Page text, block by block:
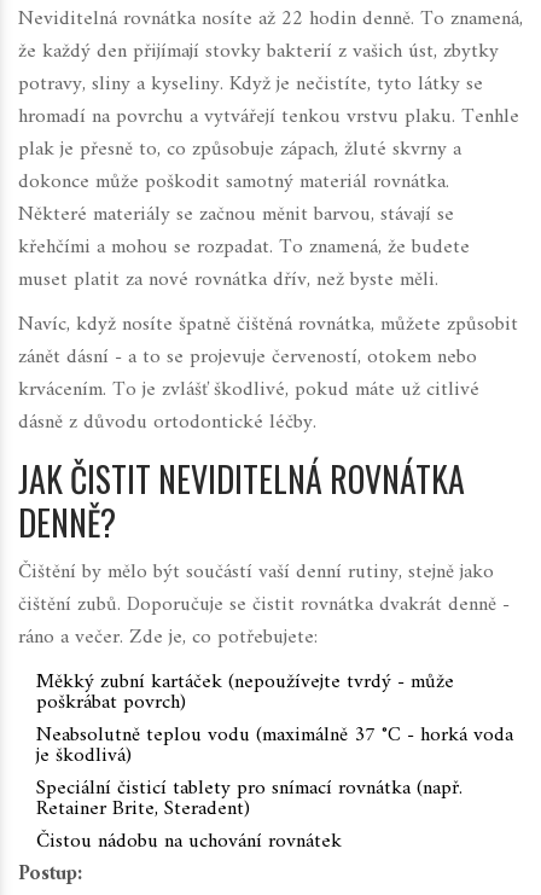
Neviditelná rovnátka nosíte až 22 hodin denně. To znamená,
že každý den přijímají stovky bakterií z vašich úst, zbytky
potravy, sliny a kyseliny. Když je nečistíte, tyto látky se
hromadí na povrchu a vytvářejí tenkou vrstvu plaku. Tenhle
plak je přesně to, co způsobuje zápach, žluté skvrny a
dokonce může poškodit samotný materiál rovnátka.
Některé materiály se začnou měnit barvou, stávají se
křehčími a mohou se rozpadat. To znamená, že budete
muset platit za nové rovnátka dřív, než byste měli.
Navíc, když nosíte špatně čištěná rovnátka, můžete způsobit
zánět dásní - a to se projevuje červeností, otokem nebo
krvácením. To je zvlášť škodlivé, pokud máte už citlivé
dásně z důvodu ortodontické léčby.
JAK ČISTIT NEVIDITELNÁ ROVNÁTKA
DENNĚ?
Čištění by mělo být součástí vaší denní rutiny, stejně jako
čištění zubů. Doporučuje se čistit rovnátka dvakrát denně -
ráno a večer. Zde je, co potřebujete:
Měkký zubní kartáček (nepoužívejte tvrdý - může
poškrábat povrch)
Neabsolutně teplou vodu (maximálně 37 °C - horká voda
je škodlivá)
Speciální čisticí tablety pro snímací rovnátka (např.
Retainer Brite, Steradent)
Čistou nádobu na uchování rovnátek
Postup: